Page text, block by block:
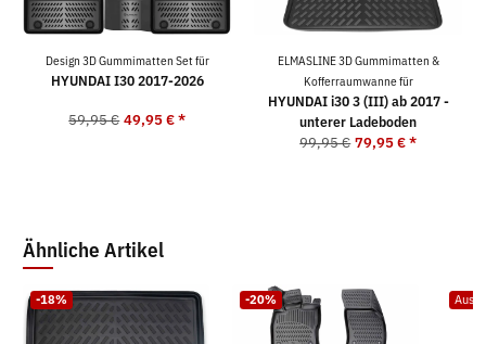
Design 3D Gummimatten Set für
HYUNDAI I30 2017-2026
59,95 € 49,95 €*
ELMASLINE 3D Gummimatten &
Kofferraumwanne für
HYUNDAI i30 3 (III) ab 2017 -
unterer Ladeboden
99,95 € 79,95 €*
Ähnliche Artikel
-18% -20%